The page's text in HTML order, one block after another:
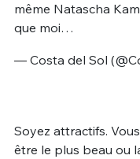
même Natascha
que moi…
— Costa del Sol
Soyez attractifs.
être le plus beau ou